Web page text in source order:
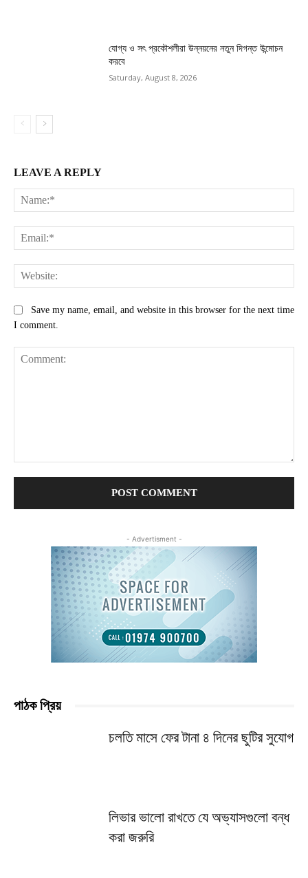
যোগ্য ও সৎ প্রকৌশলীরা উন্নয়নের নতুন দিগন্ত উন্মোচন
করবে
Saturday, August 8, 2026
LEAVE A REPLY
Save my name, email, and website in this browser for the next time
I comment.
- Advertisment -
পাঠক প্রিয়
চলতি মাসে ফের টানা ৪ দিনের ছুটির সুযোগ
লিভার ভালো রাখতে যে অভ্যাসগুলো বন্ধ
করা জরুরি